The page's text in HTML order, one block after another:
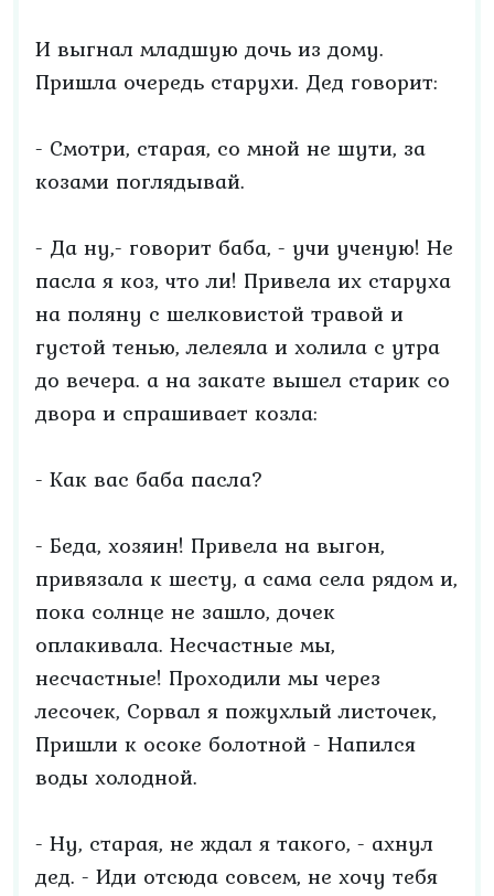
И выгнал младшую дочь из дому.
Пришла очередь старухи. Дед говорит:
- Смотри, старая, со мной не шути, за
козами поглядывай.
- Да ну,- говорит баба, - учи ученую! Не
пасла я коз, что ли! Привела их старуха
на поляну с шелковистой травой и
густой тенью, лелеяла и холила с утра
до вечера. а на закате вышел старик со
двора и спрашивает козла:
- Как вас баба пасла?
- Беда, хозяин! Привела на выгон,
привязала к шесту, а сама села рядом и,
пока солнце не зашло, дочек
оплакивала. Несчастные мы,
несчастные! Проходили мы через
лесочек, Сорвал я пожухлый листочек,
Пришли к осоке болотной - Напился
воды холодной.
- Ну, старая, не ждал я такого, - ахнул
дед. - Иди отсюда совсем, не хочу тебя